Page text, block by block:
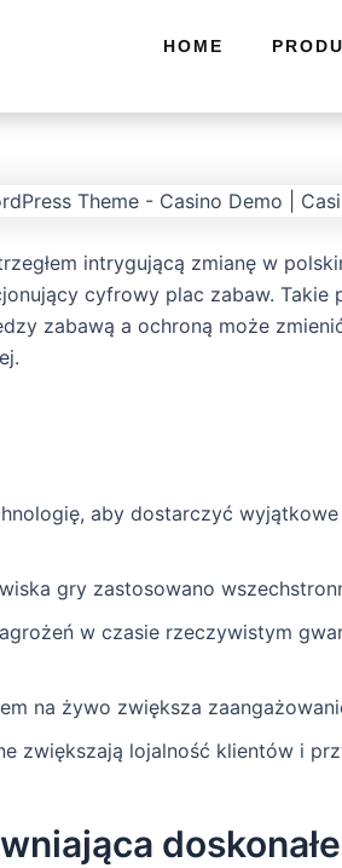
HOME
intrygującą zmianę w
cyfrowy plac zabaw.
zabawą a ochroną może
aby dostarczyć
gry zastosowano
w czasie rzeczywistym
na żywo zwiększa
zwiększają lojalność klientów i